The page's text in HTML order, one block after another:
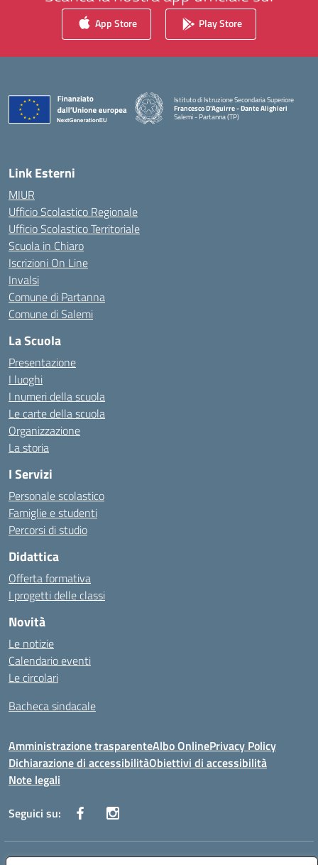
App Store Play Store
Istituto di Istruzione Secondaria Superiore
Francesco D'Aguirre - Dante Alighieri
Salemi - Partanna (TP)
Link Esterni
MIUR
Ufficio Scolastico Regionale
Ufficio Scolastico Territoriale
Scuola in Chiaro
Iscrizioni On Line
Invalsi
Comune di Partanna
Comune di Salemi
La Scuola
Presentazione
I luoghi
I numeri della scuola
Le carte della scuola
Organizzazione
La storia
I Servizi
Personale scolastico
Famiglie e studenti
Percorsi di studio
Didattica
Offerta formativa
I progetti delle classi
Novità
Le notizie
Calendario eventi
Le circolari
Bacheca sindacale
Amministrazione trasparenteAlbo OnlinePrivacy Policy
Dichiarazione di accessibilitàObiettivi di accessibilità
Note legali
Seguici su: